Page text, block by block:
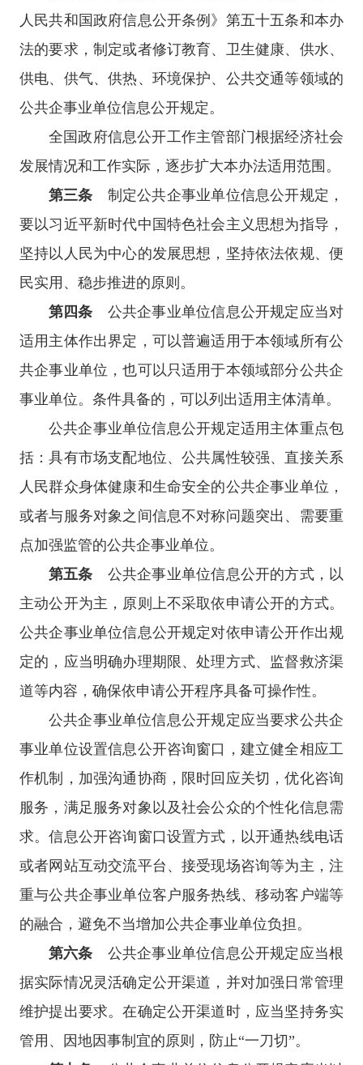
人民共和国政府信息公开条例》第五十五条和本办
法的要求，制定或者修订教育、卫生健康、供水、
供电、供气、供热、环境保护、公共交通等领域的
公共企事业单位信息公开规定。
全国政府信息公开工作主管部门根据经济社会
发展情况和工作实际，逐步扩大本办法适用范围。
第三条 制定公共企事业单位信息公开规定，
要以习近平新时代中国特色社会主义思想为指导，
坚持以人民为中心的发展思想，坚持依法依规、便
民实用、稳步推进的原则。
第四条 公共企事业单位信息公开规定应当对
适用主体作出界定，可以普遍适用于本领域所有公
共企事业单位，也可以只适用于本领域部分公共企
事业单位。条件具备的，可以列出适用主体清单。
公共企事业单位信息公开规定适用主体重点包
括：具有市场支配地位、公共属性较强、直接关系
人民群众身体健康和生命安全的公共企事业单位，
或者与服务对象之间信息不对称问题突出、需要重
点加强监管的公共企事业单位。
第五条 公共企事业单位信息公开的方式，以
主动公开为主，原则上不采取依申请公开的方式。
公共企事业单位信息公开规定对依申请公开作出规
定的，应当明确办理期限、处理方式、监督救济渠
道等内容，确保依申请公开程序具备可操作性。
公共企事业单位信息公开规定应当要求公共企
事业单位设置信息公开咨询窗口，建立健全相应工
作机制，加强沟通协商，限时回应关切，优化咨询
服务，满足服务对象以及社会公众的个性化信息需
求。信息公开咨询窗口设置方式，以开通热线电话
或者网站互动交流平台、接受现场咨询等为主，注
重与公共企事业单位客户服务热线、移动客户端等
的融合，避免不当增加公共企事业单位负担。
第六条 公共企事业单位信息公开规定应当根
据实际情况灵活确定公开渠道，并对加强日常管理
维护提出要求。在确定公开渠道时，应当坚持务实
管用、因地因事制宜的原则，防止“一刀切”。